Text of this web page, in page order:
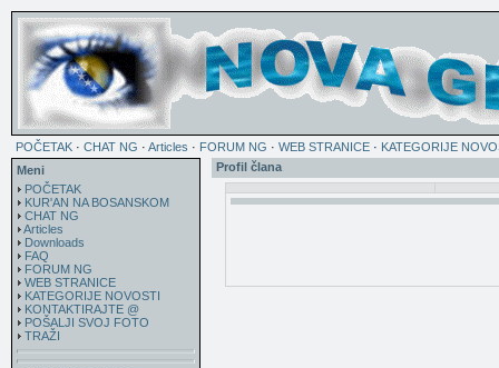
POČETAK · CHAT NG · Articles · FORUM NG · WEB STRANICE · KATEGORIJE
Meni
POČETAK
KUR'AN NA BOSANSKOM
CHAT NG
Articles
Downloads
FAQ
FORUM NG
WEB STRANICE
KATEGORIJE NOVOSTI
KONTAKTIRAJTE @
POŠALJI SVOJ FOTO
TRAŽI
Profil člana